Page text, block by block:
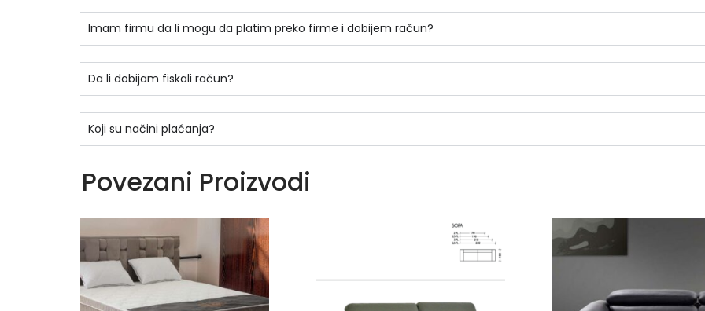
Imam firmu da li mogu da platim preko firme i dobijem račun?
Da li dobijam fiskali račun?
Koji su načini plaćanja?
Povezani Proizvodi